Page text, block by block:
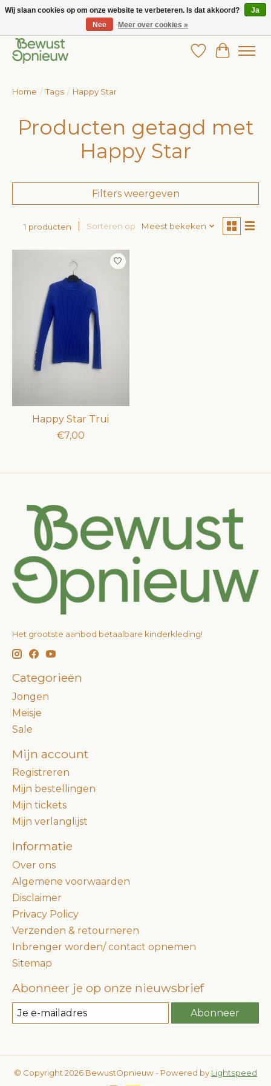
Wij bieden het grootste aanbod in betaalbare kinderkleding!
Verlanglijst
Home / Tags / Happy Star
Producten getagd met
Happy Star
Filters weergeven
1 producten Sorteren op Meest bekeken
Happy Star Trui
€7,00
Het grootste aanbod betaalbare kinderkleding!
Categorieën
Jongen
Meisje
Sale
Mijn account
Registreren
Mijn bestellingen
Mijn tickets
Mijn verlanglijst
Informatie
Over ons
Algemene voorwaarden
Disclaimer
Privacy Policy
Verzenden & retourneren
Inbrenger worden/ contact opnemen
Sitemap
Abonneer je op onze nieuwsbrief
Abonneer
© Copyright 2026 BewustOpnieuw - Powered by Lightspeed
Wij slaan cookies op om onze website te verbeteren. Is dat akkoord?
Ja
Nee
Meer over cookies »